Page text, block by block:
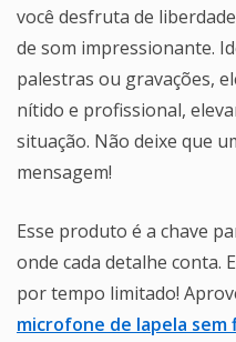
você desfruta de
de som impressionante.
palestras ou gravações,
nítido e profissional,
situação. Não deixe que
mensagem!
Esse produto é a chave
onde cada detalhe conta.
por tempo limitado!
microfone de lapela sem